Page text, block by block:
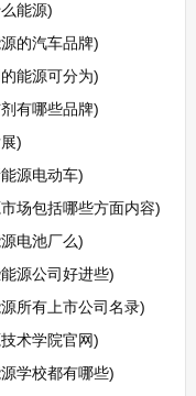
能源)
的汽车品牌)
能源可分为)
有哪些品牌)
)
源电动车)
场包括哪些方面内容)
电池厂么)
源公司好进些)
所有上市公司名录)
术学院官网)
学校都有哪些)